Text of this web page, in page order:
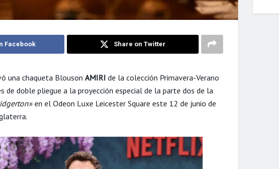
Facebook Share on Twitter
una chaqueta Blouson AMIRI de la colección Primavera-Verano
de doble pliegue a la proyección especial de la parte dos de la
en el Odeon Luxe Leicester Square este 12 de junio de